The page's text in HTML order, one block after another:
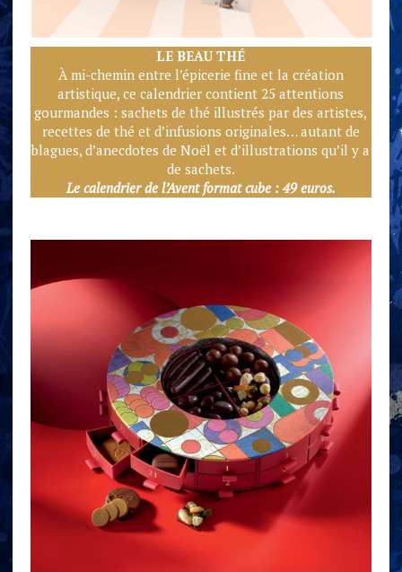
LE BEAU THÉ
À mi-chemin entre l’épicerie fine et la création
artistique, ce calendrier contient 25 attentions
gourmandes : sachets de thé illustrés par des artistes,
recettes de thé et d’infusions originales… autant de
blagues, d’anecdotes de Noël et d’illustrations qu’il y a
de sachets.
Le calendrier de l’Avent format cube : 49 euros.